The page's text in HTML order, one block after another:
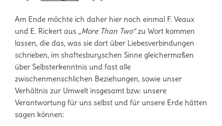
Am Ende möchte ich daher hier noch einmal F. Veaux
und E. Rickert aus „More Than Two“zu Wort kommen
lassen, die das, was sie dort über Liebesverbindungen
schrieben, im shaftesburyschen Sinne gleichermaßen
über Selbsterkenntnis und fast alle
zwischenmenschlichen Beziehungen, sowie unser
Verhältnis zur Umwelt insgesamt bzw. unsere
Verantwortung für uns selbst und für unsere Erde hätten
sagen können: